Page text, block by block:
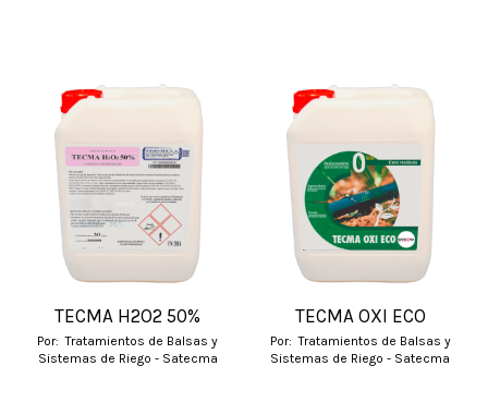
TECMA H2O2 50%
Por: Tratamientos de Balsas y
Sistemas de Riego - Satecma
TECMA OXI ECO
Por: Tratamientos de Balsas y
Sistemas de Riego - Satecma